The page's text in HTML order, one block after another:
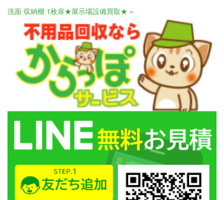
洗面 収納棚 1枚扉★展示場設備買取★ »